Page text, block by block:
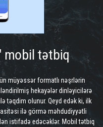
mobil tətbiq
müyəssər formatlı nəşrlərin
hekayələr dinləyicilərə
təqdim olunur. Qeyd edək ki, ilk
ilə görmə məhdudiyyətli
istifadə edəcəklər. Mobil tətbiq